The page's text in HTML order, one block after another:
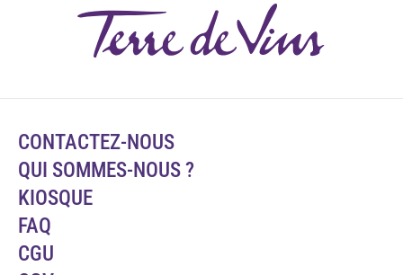
CONTACTEZ-NOUS
QUI SOMMES-NOUS ?
KIOSQUE
FAQ
CGU